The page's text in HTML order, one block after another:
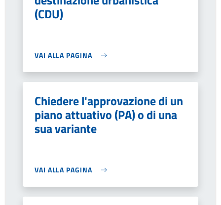
(CDU)
VAI ALLA PAGINA
Chiedere l'approvazione di un
piano attuativo (PA) o di una
sua variante
VAI ALLA PAGINA